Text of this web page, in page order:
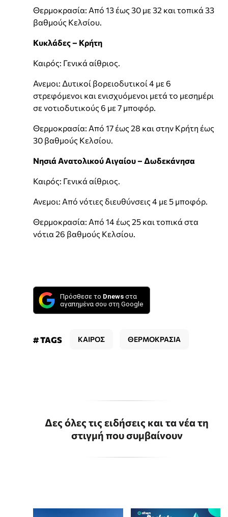
Θερμοκρασία: Από 13 έως 30 με 32 και τοπικά 33
βαθμούς Κελσίου.
Κυκλάδες – Κρήτη
Καιρός: Γενικά αίθριος.
Ανεμοι: Δυτικοί βορειοδυτικοί 4 με 6
στρεφόμενοι και ενισχυόμενοι μετά το μεσημέρι
σε νοτιοδυτικούς 6 με 7 μποφόρ.
Θερμοκρασία: Από 17 έως 28 και στην Κρήτη έως
30 βαθμούς Κελσίου.
Νησιά Ανατολικού Αιγαίου – Δωδεκάνησα
Καιρός: Γενικά αίθριος.
Ανεμοι: Από νότιες διευθύνσεις 4 με 5 μποφόρ.
Θερμοκρασία: Από 14 έως 25 και τοπικά στα
νότια 26 βαθμούς Κελσίου.
Πρόσθεσε το Dnews στα
αγαπημένα σου στη Google
# TAGS ΚΑΙΡΟΣ ΘΕΡΜΟΚΡΑΣΙΑ
Δες όλες τις ειδήσεις και τα νέα τη
στιγμή που συμβαίνουν